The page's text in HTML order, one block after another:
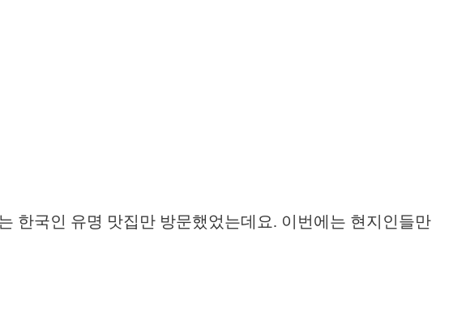
한국인 유명 맛집만 방문했었는데요. 이번에는 현지인들만